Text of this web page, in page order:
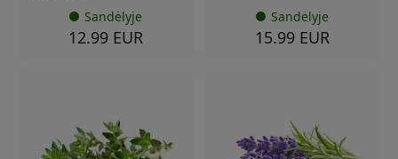
Sandėlyje
12.99 EUR
Sandėlyje
15.99 EUR